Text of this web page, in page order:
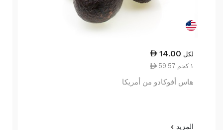
14.00 لكل
59.57 ١ كجم
هاس أفوكادو من أمريكا
المزيد